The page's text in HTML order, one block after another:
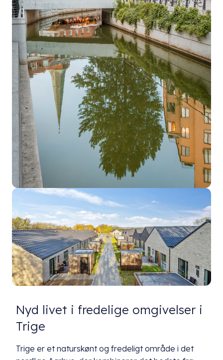
Nyd livet i fredelige omgivelser i
Trige
Trige er et naturskønt og fredeligt område i det